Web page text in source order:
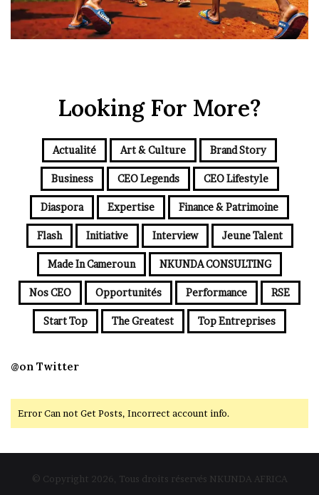
Looking For More?
Actualité Art & Culture Brand Story
Business CEO Legends CEO Lifestyle
Diaspora Expertise Finance & Patrimoine
Flash Initiative Interview Jeune Talent
Made In Cameroun NKUNDA CONSULTING
Nos CEO Opportunités Performance RSE
Start Top The Greatest Top Entreprises
@on Twitter
Error Can not Get Posts, Incorrect account info.
© Copyright 2026, Tous droits réservés NKUNDA AFRICA